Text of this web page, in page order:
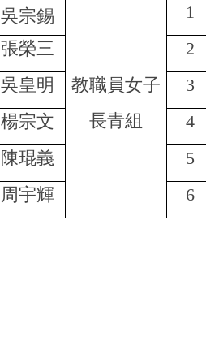
吳宗錫
教職員女子
長青組
1
張榮三 2
吳皇明 3
楊宗文 4
陳琨義 5
周宇輝 6